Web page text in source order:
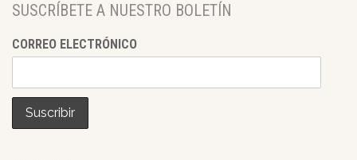
SUSCRÍBETE A NUESTRO BOLETÍN
CORREO ELECTRÓNICO